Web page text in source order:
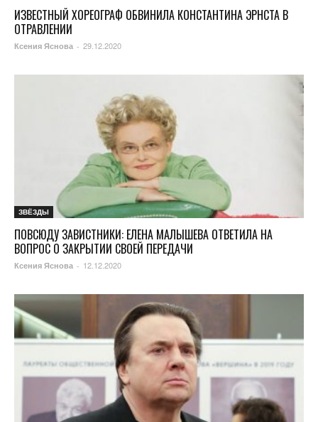
ИЗВЕСТНЫЙ ХОРЕОГРАФ ОБВИНИЛА КОНСТАНТИНА ЭРНСТА В
ОТРАВЛЕНИИ
Ксения Яснова - 29.12.2020
ЗВЁЗДЫ
ПОВСЮДУ ЗАВИСТНИКИ: ЕЛЕНА МАЛЫШЕВА ОТВЕТИЛА НА
ВОПРОС О ЗАКРЫТИИ СВОЕЙ ПЕРЕДАЧИ
Ксения Яснова - 12.12.2020